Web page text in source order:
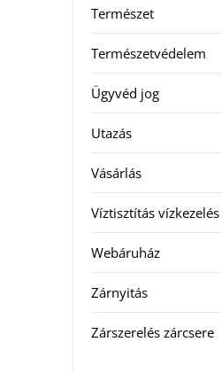
Természet
Természetvédelem
Ügyvéd jog
Utazás
Vásárlás
Víztisztítás vízkezelés
Webáruház
Zárnyitás
Zárszerelés zárcsere